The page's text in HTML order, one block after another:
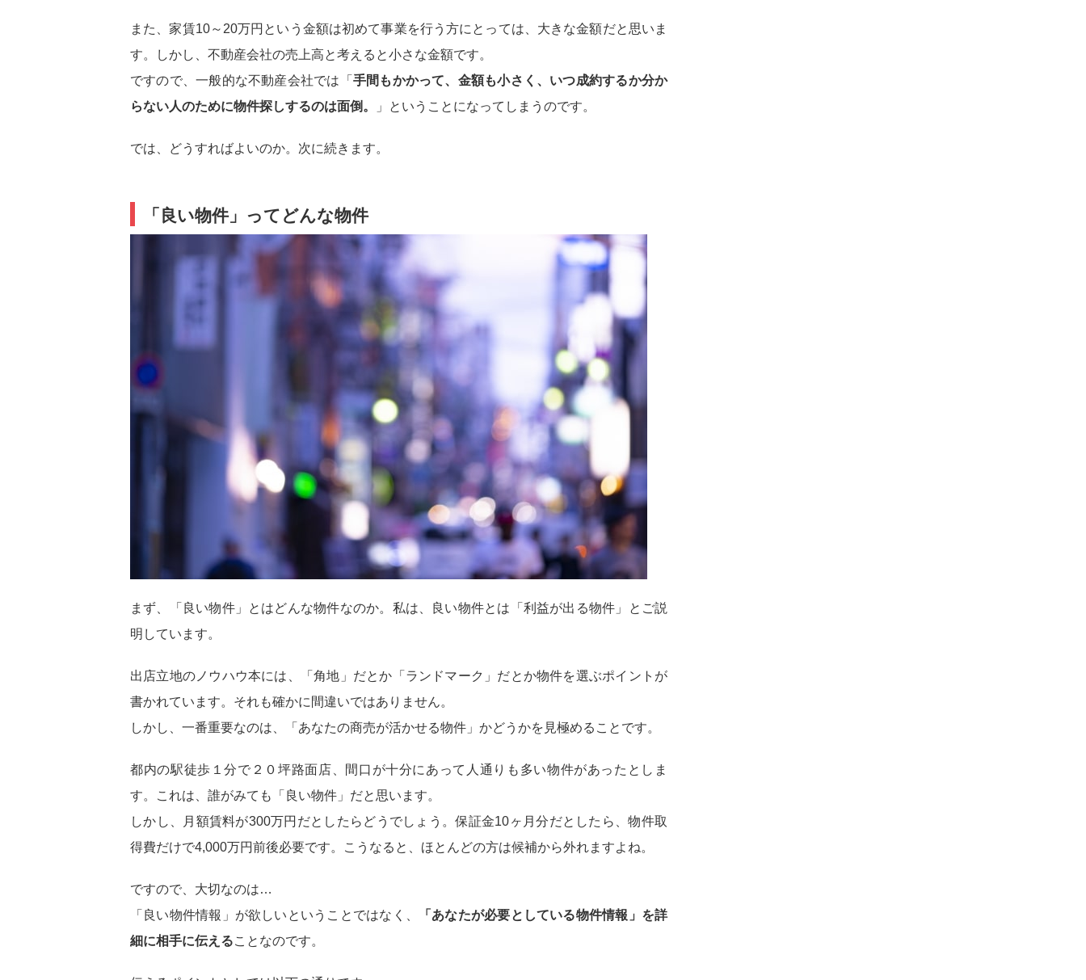
また、家賃10～20万円という金額は初めて事業を行う方にとっては、大きな金額だと思いま
す。しかし、不動産会社の売上高と考えると小さな金額です。
ですので、一般的な不動産会社では「 手間もかかって、金額も小さく、いつ成約するか分か
らない人のために物件探しするのは面倒。
」ということになってしまうのです。
では、どうすればよいのか。次に続きます。
「良い物件」ってどんな物件
まず、「良い物件」とはどんな物件なのか。私は、良い物件とは「利益が出る物件」とご説
明しています。
出店立地のノウハウ本には、「角地」だとか「ランドマーク」だとか物件を選ぶポイントが
書かれています。それも確かに間違いではありません。
しかし、一番重要なのは、「あなたの商売が活かせる物件」かどうかを見極めることです。
都内の駅徒歩１分で２０坪路面店、間口が十分にあって人通りも多い物件があったとしま
す。これは、誰がみても「良い物件」だと思います。
しかし、月額賃料が300万円だとしたらどうでしょう。保証金10ヶ月分だとしたら、物件取
得費だけで4,000万円前後必要です。こうなると、ほとんどの方は候補から外れますよね。
ですので、大切なのは…
「良い物件情報」が欲しいということではなく、
「あなたが必要としている物件情報」を詳
細に相手に伝えることなのです。